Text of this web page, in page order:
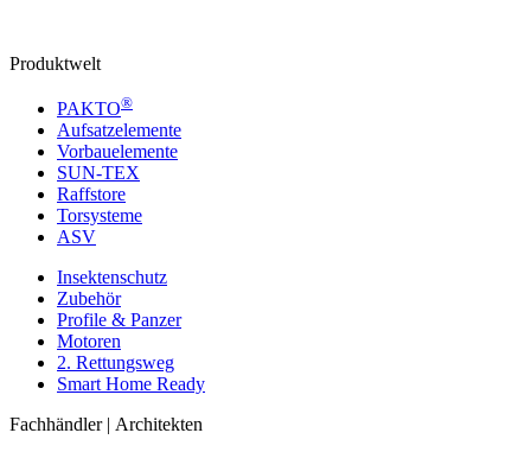
Produktwelt
PAKTO®
Aufsatzelemente
Vorbauelemente
SUN-TEX
Raffstore
Torsysteme
ASV
Insektenschutz
Zubehör
Profile & Panzer
Motoren
2. Rettungsweg
Smart Home Ready
Fachhändler | Architekten